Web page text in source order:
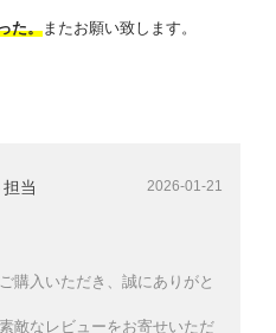
た。 またお願い致します。
当 2026-01-21
購入いただき、誠にありがと
敵なレビューをお寄せいただ